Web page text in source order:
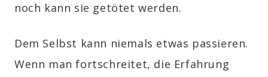
noch kann sie getötet werden.
Dem Selbst kann niemals etwas passieren.
Wenn man fortschreitet, die Erfahrung